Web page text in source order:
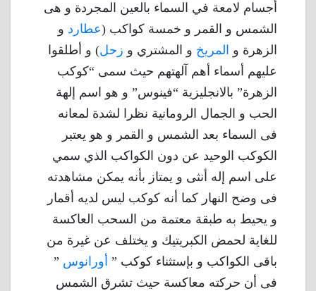
أجسام لامعة في السماء بالعين المجردة و هى
الشمس و القمر و خمسة كواكب (عطارد و
الزهرة و المريخ و المشتري و زحل) و أطلقوا
عليهم أسماء أهم آلهتهم حيث سمى “كوكب
الزهرة” بالانجليزية “فينوس” و هو اسم إلهة
الحب و الجمال الرومانية نظرا لشدة لمعانه
فى السماء بعد الشمس و القمر و هو يعتبر
الكوكب الوحيد عن دون الكواكب الذي سمي
على اسم إله أنثى و يمتاز بأنه يمكن مشاهدته
فى وضح النهار كما أنه كوكب ليس لديه أقمار
و يحيط به طبقة معتمة من السحب العاكسة
للغاية لحمض الكبريتيك و يختلف عن غيرة من
باقى الكواكب و بإستثناء كوكب ” أورانوس ”
فى أن حركته معاكسة حيث تشرق الشمس